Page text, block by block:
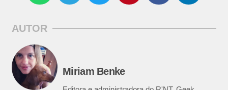
AUTOR
Miriam Benke